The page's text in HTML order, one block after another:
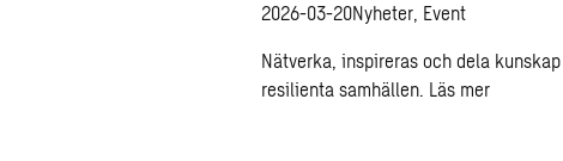
2026-03-20Nyheter, Event
Nätverka, inspireras och dela
resilienta samhällen. Läs mer